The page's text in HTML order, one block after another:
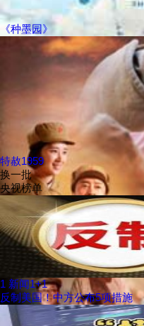
《种墨园》
特赦1959
换一批
央视榜单
1 新闻1+1
反制美国！中方公布5项措施